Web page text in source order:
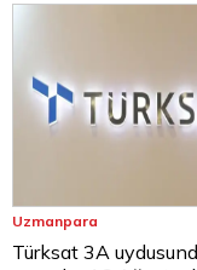
Uzmanpara
Türksat 3A